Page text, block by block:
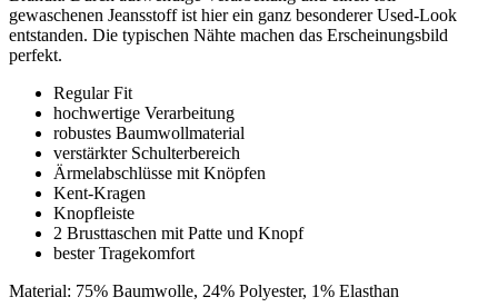
gewaschenen Jeansstoff ist hier ein ganz besonderer Used-Look
entstanden. Die typischen Nähte machen das Erscheinungsbild
perfekt.
Regular Fit
hochwertige Verarbeitung
robustes Baumwollmaterial
verstärkter Schulterbereich
Ärmelabschlüsse mit Knöpfen
Kent-Kragen
Knopfleiste
2 Brusttaschen mit Patte und Knopf
bester Tragekomfort
Material: 75% Baumwolle, 24% Polyester, 1% Elasthan